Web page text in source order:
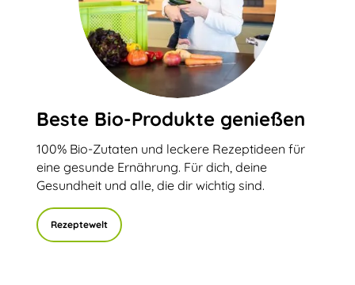
Beste Bio-Produkte genießen
100% Bio-Zutaten und leckere Rezeptideen für
eine gesunde Ernährung. Für dich, deine
Gesundheit und alle, die dir wichtig sind.
Rezeptewelt